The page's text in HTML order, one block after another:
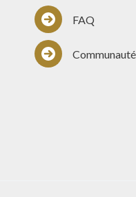
FAQ
Communauté